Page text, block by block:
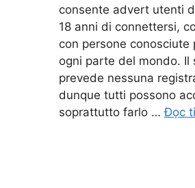
consente advert utenti
18 anni di connettersi,
con persone conosciute
ogni parte del mondo. Il
prevede nessuna
dunque tutti possono
soprattutto farlo …Đọc